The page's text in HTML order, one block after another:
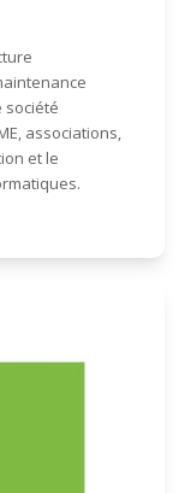
société
associations,
et le